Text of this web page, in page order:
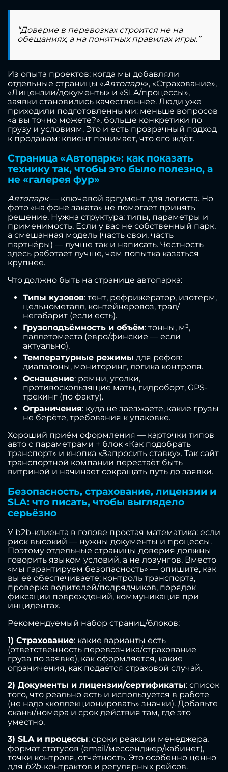
“Доверие в перевозках строится не на
обещаниях, а на понятных правилах игры.”
Из опыта проектов: когда мы добавляли
отдельные страницы «Автопарк», «Страхование»,
«Лицензии/документы» и «SLA/процессы»,
заявки становились качественнее. Люди уже
приходили подготовленными: меньше вопросов
«а вы точно можете?», больше конкретики по
грузу и условиям. Это и есть прозрачный подход
к продажам: клиент понимает, что его ждёт.
Страница «Автопарк»: как показать
технику так, чтобы это было полезно, а
не «галерея фур»
Автопарк— ключевой аргумент для логиста. Но
фото «на фоне заката» не помогает принять
решение. Нужна структура: типы, параметры и
применимость. Если у вас не собственный парк,
а смешанная модель (часть свои, часть
партнёры) — лучше так и написать. Честность
здесь работает лучше, чем попытка казаться
крупнее.
Что должно быть на странице автопарка:
Типы кузовов: тент, рефрижератор, изотерм,
цельнометалл, контейнеровоз, трал/
негабарит (если есть).
Грузоподъёмность и объём: тонны, м³,
паллетоместа (евро/финские — если
актуально).
Температурные режимы для рефов:
диапазоны, мониторинг, логика контроля.
Оснащение: ремни, уголки,
противоскользящие маты, гидроборт, GPS-
трекинг (по факту).
Ограничения: куда не заезжаете, какие грузы
не берёте, требования к упаковке.
Хороший приём оформления — карточки типов
авто с параметрами + блок «Как подобрать
транспорт» и кнопка «Запросить ставку». Так сайт
транспортной компании перестаёт быть
витриной и начинает сокращать путь до заявки.
Безопасность, страхование, лицензии и
SLA: что писать, чтобы выглядело
серьёзно
У b2b-клиента в голове простая математика: если
риск высокий — нужны документы и процессы.
Поэтому отдельные страницы доверия должны
говорить языком условий, а не лозунгов. Вместо
«мы гарантируем безопасность» — опишите, как
вы её обеспечиваете: контроль транспорта,
проверка водителей/подрядчиков, порядок
фиксации повреждений, коммуникация при
инцидентах.
Рекомендуемый набор страниц/блоков:
1) Страхование: какие варианты есть
(ответственность перевозчика/страхование
груза по заявке), как оформляется, какие
ограничения, как подаётся страховой случай.
2) Документы и лицензии/сертификаты: список
того, что реально есть и используется в работе
(не надо «коллекционировать» значки). Добавьте
сканы/номера и срок действия там, где это
уместно.
3) SLA и процессы: сроки реакции менеджера,
формат статусов (email/мессенджер/кабинет),
точки контроля, отчётность. Это особенно ценно
для b2b-контрактов и регулярных рейсов.